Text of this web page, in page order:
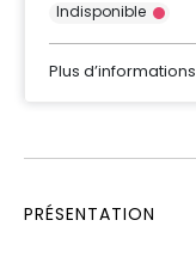
Indisponible
Plus
PRÉSENTATION